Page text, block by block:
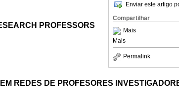
Enviar este artigo
Compartilhar
Mais
Mais
Permalink
PROFESSORS
REDES DE PROFESORES